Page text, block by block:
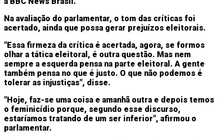
Na avaliação do parlamentar, o tom das críticas foi
acertado, ainda que possa gerar prejuízos eleitorais.
"Essa firmeza da crítica é acertada, agora, se formos
olhar a tática eleitoral, é outra questão. Mas nem
sempre a esquerda pensa na parte eleitoral. A gente
também pensa no que é justo. O que não podemos é
tolerar as injustiças", disse.
"Hoje, faz-se uma coisa e amanhã outra e depois temos
o feminicídio porque, segundo esse discurso,
estaríamos tratando de um ser inferior", afirmou o
parlamentar.